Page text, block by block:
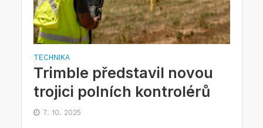
TECHNIKA
Trimble představil novou
trojici polních kontrolérů
7. 10. 2025